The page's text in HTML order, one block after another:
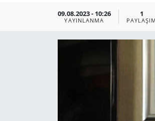
09.08.2023 - 10:26
YAYINLANMA
1
PAYLAŞIM
EKONOMİ
Son Dakika Haberleri